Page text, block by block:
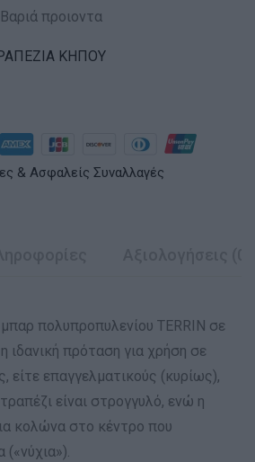
Βαριά προιοντα
ΚΗΠΟΥ
& Ασφαλείς Συναλλαγές
πολυπροπυλενίου TERRIN σε
ιδανική πρόταση για χρήση σε
είτε επαγγελματικούς (κυρίως),
είναι στρογγυλό, ενώ η
κολώνα στο κέντρο που
(«νύχια»).